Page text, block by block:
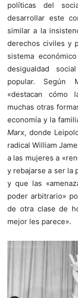
políticas del
desarrollar este
similar a la
derechos civiles y
sistema
desigualdad
popular. Según
«destacan cómo
muchas otras
economía y la
Marx, donde
radical William
a las mujeres a
y rebajarse a ser la
y que las
poder arbitrario»
de otra clase de
mejor les parece».